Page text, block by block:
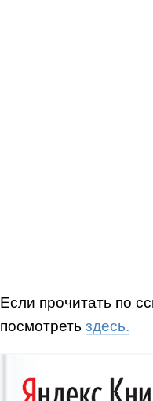
Если прочитать по
посмотреть здесь.